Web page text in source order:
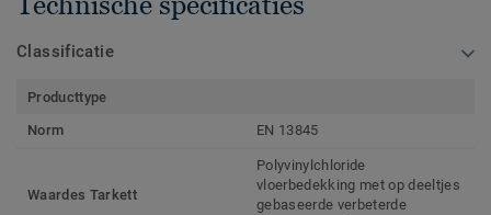
Classificatie
Producttype
Norm
EN 13845
Waardes Tarkett
Polyvinylchloride
vloerbedekking met op deeltjes
gebaseerde verbeterde